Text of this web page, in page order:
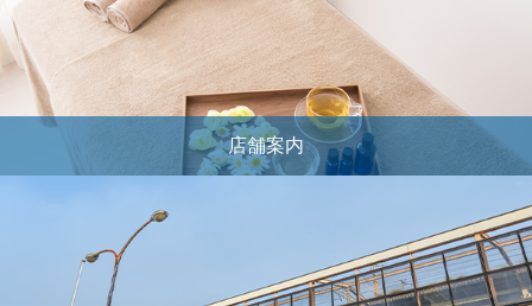
店舗案内